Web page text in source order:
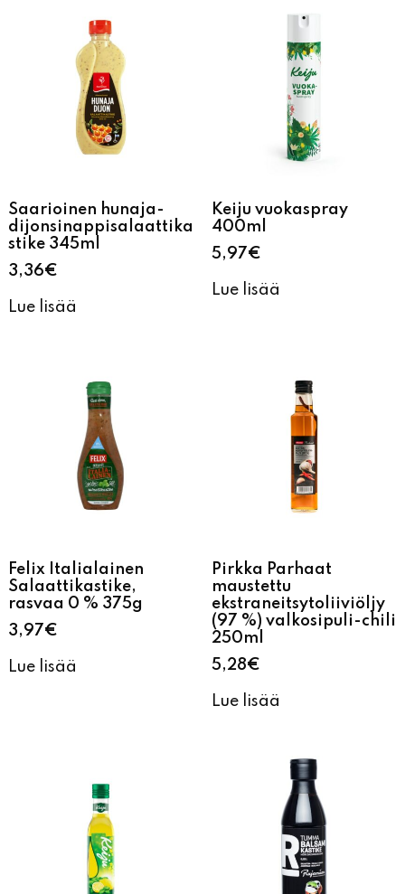
Saarioinen hunaja-
dijonsinappisalaattika
stike 345ml
3,36€
Lue lisää
Keiju vuokaspray
400ml
5,97€
Lue lisää
Felix Italialainen
Salaattikastike,
rasvaa 0 % 375g
3,97€
Lue lisää
Pirkka Parhaat
maustettu
ekstraneitsytoliiviöljy
(97 %) valkosipuli-chili
250ml
5,28€
Lue lisää